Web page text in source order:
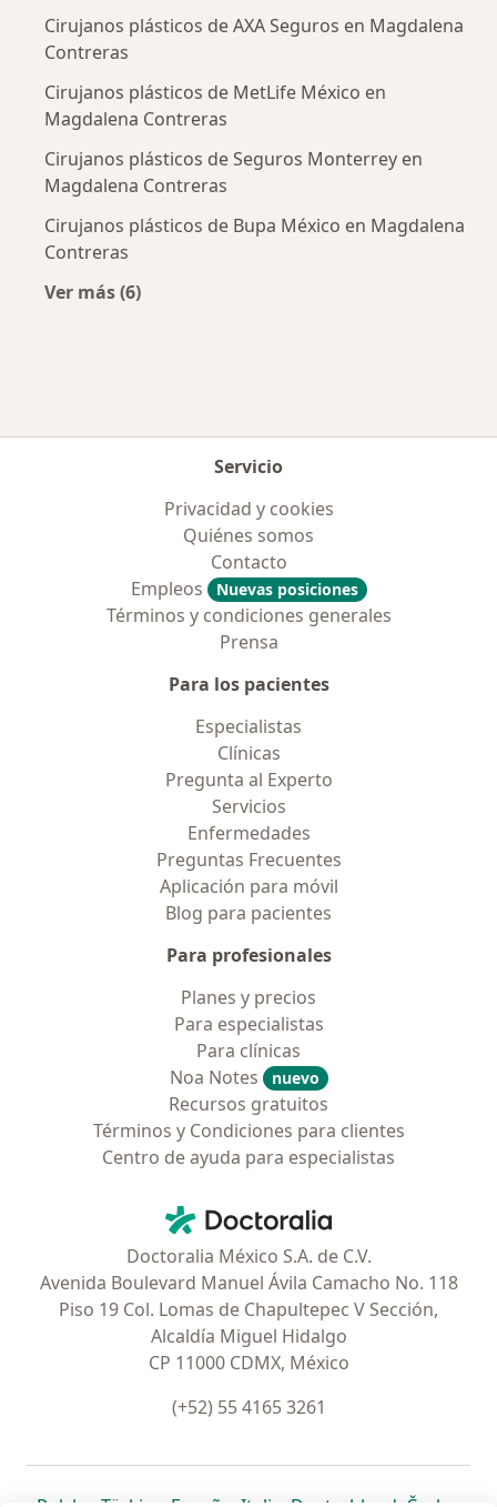
Cirujanos plásticos de AXA Seguros en Magdalena
Contreras
Cirujanos plásticos de MetLife México en
Magdalena Contreras
Cirujanos plásticos de Seguros Monterrey en
Magdalena Contreras
Cirujanos plásticos de Bupa México en Magdalena
Contreras
Ver más (6)
Servicio
Privacidad y cookies
Quiénes somos
Contacto
Empleos
Nuevas posiciones
Términos y condiciones generales
Prensa
Para los pacientes
Especialistas
Clínicas
Pregunta al Experto
Servicios
Enfermedades
Preguntas Frecuentes
Aplicación para móvil
Blog para pacientes
Para profesionales
Planes y precios
Para especialistas
Para clínicas
Noa Notes
nuevo
Recursos gratuitos
Términos y Condiciones para clientes
Centro de ayuda para especialistas
Doctoralia - Página de inicio
Doctoralia México S.A. de C.V.
Avenida Boulevard Manuel Ávila Camacho No. 118
Piso 19 Col. Lomas de Chapultepec V Sección,
Alcaldía Miguel Hidalgo
CP 11000 CDMX, México
(+52) 55 4165 3261